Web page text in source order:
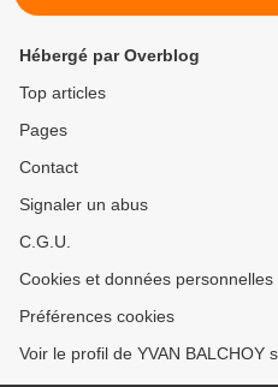
Hébergé par Overblog
Top articles
Pages
Contact
Signaler un abus
C.G.U.
Cookies et données personnelles
Préférences cookies
Voir le profil de YVAN BALCHOY